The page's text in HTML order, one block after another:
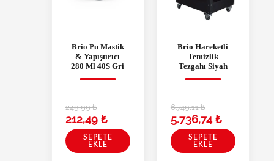
Brio Pu Mastik
& Yapıştırıcı
280 Ml 40S Gri
249,99₺
212,49 ₺
SEPETE
EKLE
Brio Hareketli
Temizlik
Tezgahı Siyah
6.749,11₺
5.736,74₺
SEPETE
EKLE